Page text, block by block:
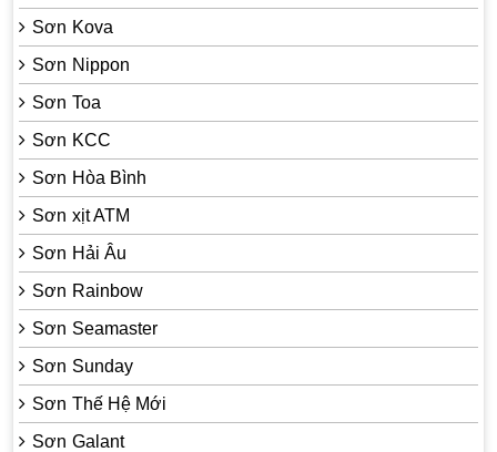
Sơn Kova
Sơn Nippon
Sơn Toa
Sơn KCC
Sơn Hòa Bình
Sơn xịt ATM
Sơn Hải Âu
Sơn Rainbow
Sơn Seamaster
Sơn Sunday
Sơn Thế Hệ Mới
Sơn Galant